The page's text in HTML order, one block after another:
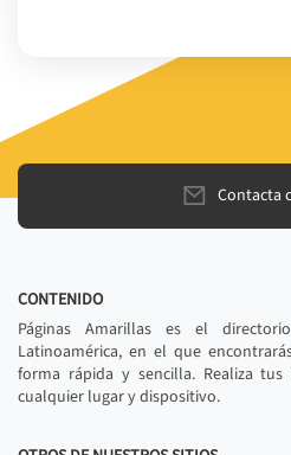
Contacta
CONTENIDO
Páginas Amarillas es el
Latinoamérica, en el que
forma rápida y sencilla. Realiza tus
cualquier lugar y dispositivo.